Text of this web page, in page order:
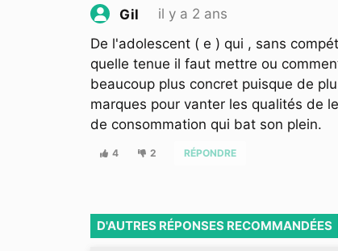
Gil
il y a 2 ans
De l'adolescent ( e ) qui , sans
quelle tenue il faut mettre ou
beaucoup plus concret puisque de
marques pour vanter les qualités de
de consommation qui bat son plein.
4 2 RÉPONDRE
D'AUTRES RÉPONSES RECOMMANDÉES